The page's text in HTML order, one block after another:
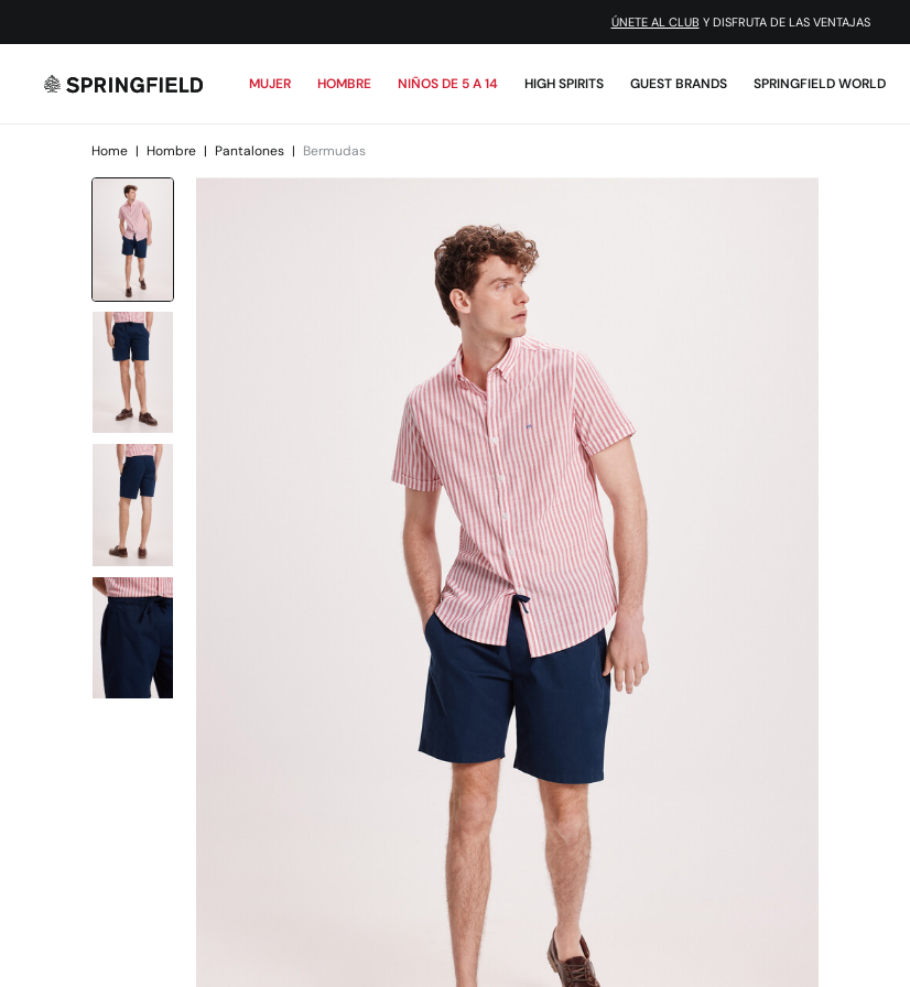
¡DESCARGA LA APP!
MUJER HOMBRE NIÑOS DE 5 A 14 HIGH SPIRITS GUEST BRANDS SPRINGFIELD WORLD
Home | Hombre | Pantalones | Bermudas